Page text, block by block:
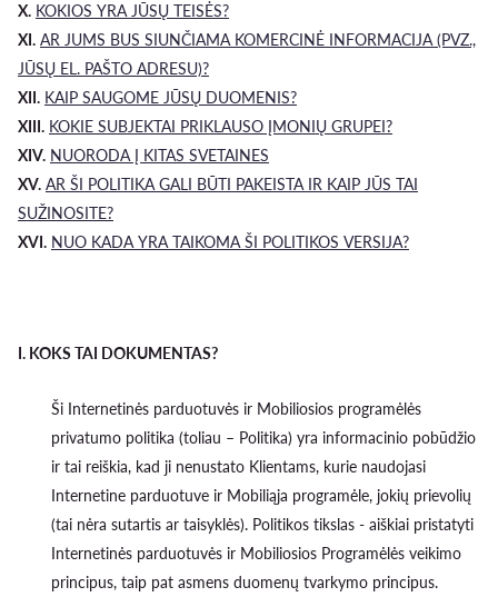
X. KOKIOS YRA JŪSŲ TEISĖS?
XI. AR JUMS BUS SIUNČIAMA KOMERCINĖ INFORMACIJA (PVZ.,
JŪSŲ EL. PAŠTO ADRESU)?
XII. KAIP SAUGOME JŪSŲ DUOMENIS?
XIII. KOKIE SUBJEKTAI PRIKLAUSO ĮMONIŲ GRUPEI?
XIV. NUORODA Į KITAS SVETAINES
XV. AR ŠI POLITIKA GALI BŪTI PAKEISTA IR KAIP JŪS TAI
SUŽINOSITE?
XVI. NUO KADA YRA TAIKOMA ŠI POLITIKOS VERSIJA?
I. KOKS TAI DOKUMENTAS?
Ši Internetinės parduotuvės ir Mobiliosios programėlės
privatumo politika (toliau – Politika) yra informacinio pobūdžio
ir tai reiškia, kad ji nenustato Klientams, kurie naudojasi
Internetine parduotuve ir Mobiliąja programėle, jokių prievolių
(tai nėra sutartis ar taisyklės). Politikos tikslas - aiškiai pristatyti
Internetinės parduotuvės ir Mobiliosios Programėlės veikimo
principus, taip pat asmens duomenų tvarkymo principus.